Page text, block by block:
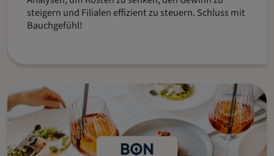
steigern und Filialen effizient zu steuern. Schluss mit
Bauchgefühl!